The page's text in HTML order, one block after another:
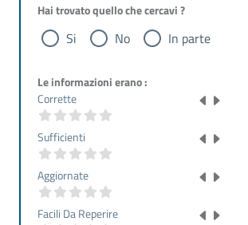
Hai trovato quello che cercavi ?
Si No In parte
Le informazioni erano :
Corrette
Sufficienti
Aggiornate
Facili Da Reperire